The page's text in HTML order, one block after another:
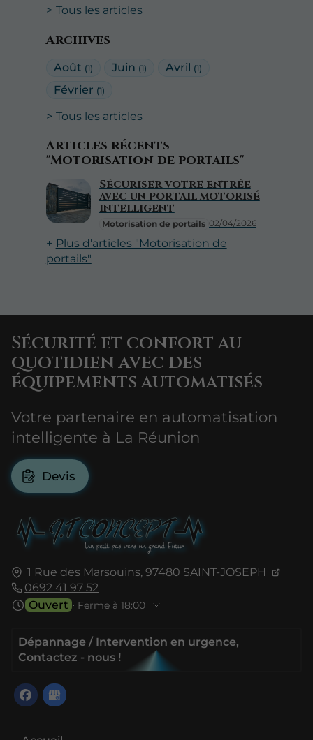
Tous les articles
Archives
Août (1) Juin (1) Avril (1)
Février (1)
Tous les articles
Articles récents
"Motorisation de portails"
Motorisation de portails 02/04/2026
Sécuriser votre entrée
avec un portail motorisé
intelligent
Plus d'articles "Motorisation de
portails"
1 Rue des Marsouins,97480 SAINT-JOSEPH
0692 41 97 52
Ouvert ⋅ Ferme à 18:00
Dépannage / Intervention en urgence,
Contactez - nous !
Sécurité et confort au
quotidien avec des
équipements automatisés
Votre partenaire en automatisation
intelligente à La Réunion
Devis